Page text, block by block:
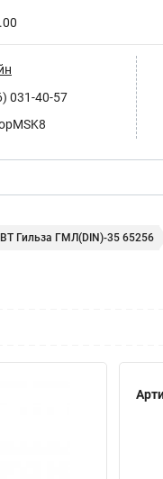
031-40-57
Гильза ГМЛ(DIN)-35 65256